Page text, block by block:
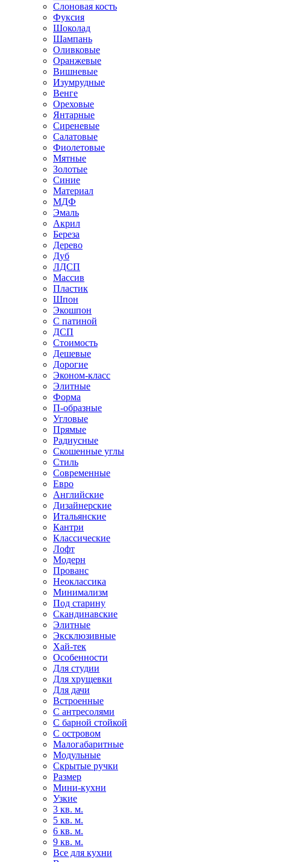
Слоновая кость
Фуксия
Шоколад
Шампань
Оливковые
Оранжевые
Вишневые
Изумрудные
Венге
Ореховые
Янтарные
Сиреневые
Салатовые
Фиолетовые
Мятные
Золотые
Синие
Материал
МДФ
Эмаль
Акрил
Береза
Дерево
Дуб
ЛДСП
Массив
Пластик
Шпон
Экошпон
С патиной
ДСП
Стоимость
Дешевые
Дорогие
Эконом-класс
Элитные
Форма
П-образные
Угловые
Прямые
Радиусные
Скошенные углы
Стиль
Современные
Евро
Английские
Дизайнерские
Итальянские
Кантри
Классические
Лофт
Модерн
Прованс
Неоклассика
Минимализм
Под старину
Скандинавские
Элитные
Эксклюзивные
Хай-тек
Особенности
Для студии
Для хрущевки
Для дачи
Встроенные
С антресолями
С барной стойкой
С островом
Малогабаритные
Модульные
Скрытые ручки
Размер
Мини-кухни
Узкие
3 кв. м.
5 кв. м.
6 кв. м.
9 кв. м.
Все для кухни